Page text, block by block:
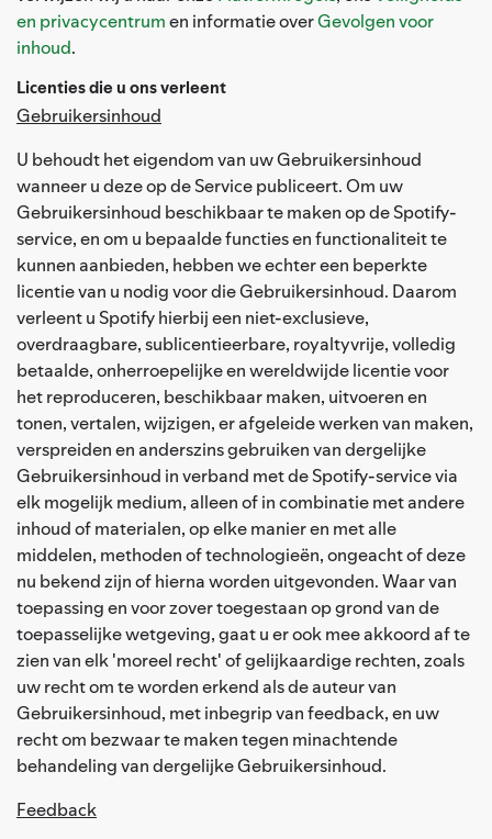
en privacycentrumen informatie overGevolgen voor
inhoud.
Licenties die u ons verleent
Gebruikersinhoud
U behoudt het eigendom van uw Gebruikersinhoud
wanneer u deze op de Service publiceert. Om uw
Gebruikersinhoud beschikbaar te maken op de Spotify-
service, en om u bepaalde functies en functionaliteit te
kunnen aanbieden, hebben we echter een beperkte
licentie van u nodig voor die Gebruikersinhoud. Daarom
verleent u Spotify hierbij een niet-exclusieve,
overdraagbare, sublicentieerbare, royaltyvrije, volledig
betaalde, onherroepelijke en wereldwijde licentie voor
het reproduceren, beschikbaar maken, uitvoeren en
tonen, vertalen, wijzigen, er afgeleide werken van maken,
verspreiden en anderszins gebruiken van dergelijke
Gebruikersinhoud in verband met de Spotify-service via
elk mogelijk medium, alleen of in combinatie met andere
inhoud of materialen, op elke manier en met alle
middelen, methoden of technologieën, ongeacht of deze
nu bekend zijn of hierna worden uitgevonden. Waar van
toepassing en voor zover toegestaan op grond van de
toepasselijke wetgeving, gaat u er ook mee akkoord af te
zien van elk 'moreel recht' of gelijkaardige rechten, zoals
uw recht om te worden erkend als de auteur van
Gebruikersinhoud, met inbegrip van feedback, en uw
recht om bezwaar te maken tegen minachtende
behandeling van dergelijke Gebruikersinhoud.
Feedback